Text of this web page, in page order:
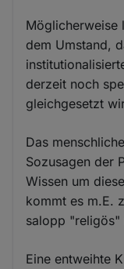
Möglicherweise
dem Umstand,
derzeit noch
gleichgesetzt
Das
Sozusagen der
Wissen um
kommt es m.E.
salopp "religös"
Eine entweihte